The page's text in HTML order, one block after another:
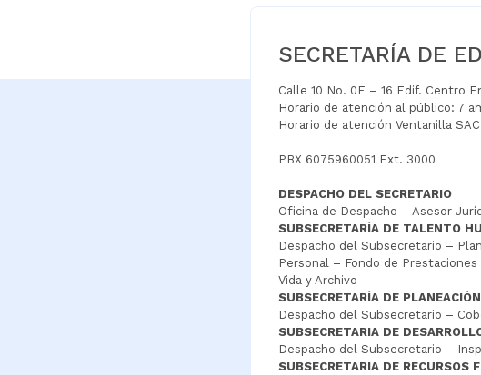
SECRETARÍA DE
Calle 10 No. 0E – 16 Edif. Centro
Horario de atención al público: 7
Horario de atención Ventanilla
PBX 6075960051 Ext. 3000
DESPACHO DEL SECRETARIO
Oficina de Despacho – Asesor
SUBSECRETARÍA DE TALENTO
Despacho del Subsecretario –
Personal – Fondo de
Vida y Archivo
SUBSECRETARÍA DE
Despacho del Subsecretario –
SUBSECRETARIA DE
Despacho del Subsecretario –
SUBSECRETARIA DE RECURSOS